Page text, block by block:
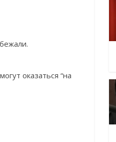
оказаться “на